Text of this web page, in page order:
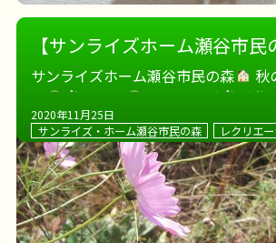
【サンライズホーム瀬谷市
のミニミニ運動会～
サンライズホーム瀬谷市民の森
秋
ボーリング
手作
い運動会。 皆さま思う存分体を動か
ーツの秋、の次は… もちろん食欲の
ョコムースを味わいなが […]
2020年11月25日
サンライズ・ホーム瀬谷市民の森 レクリエ